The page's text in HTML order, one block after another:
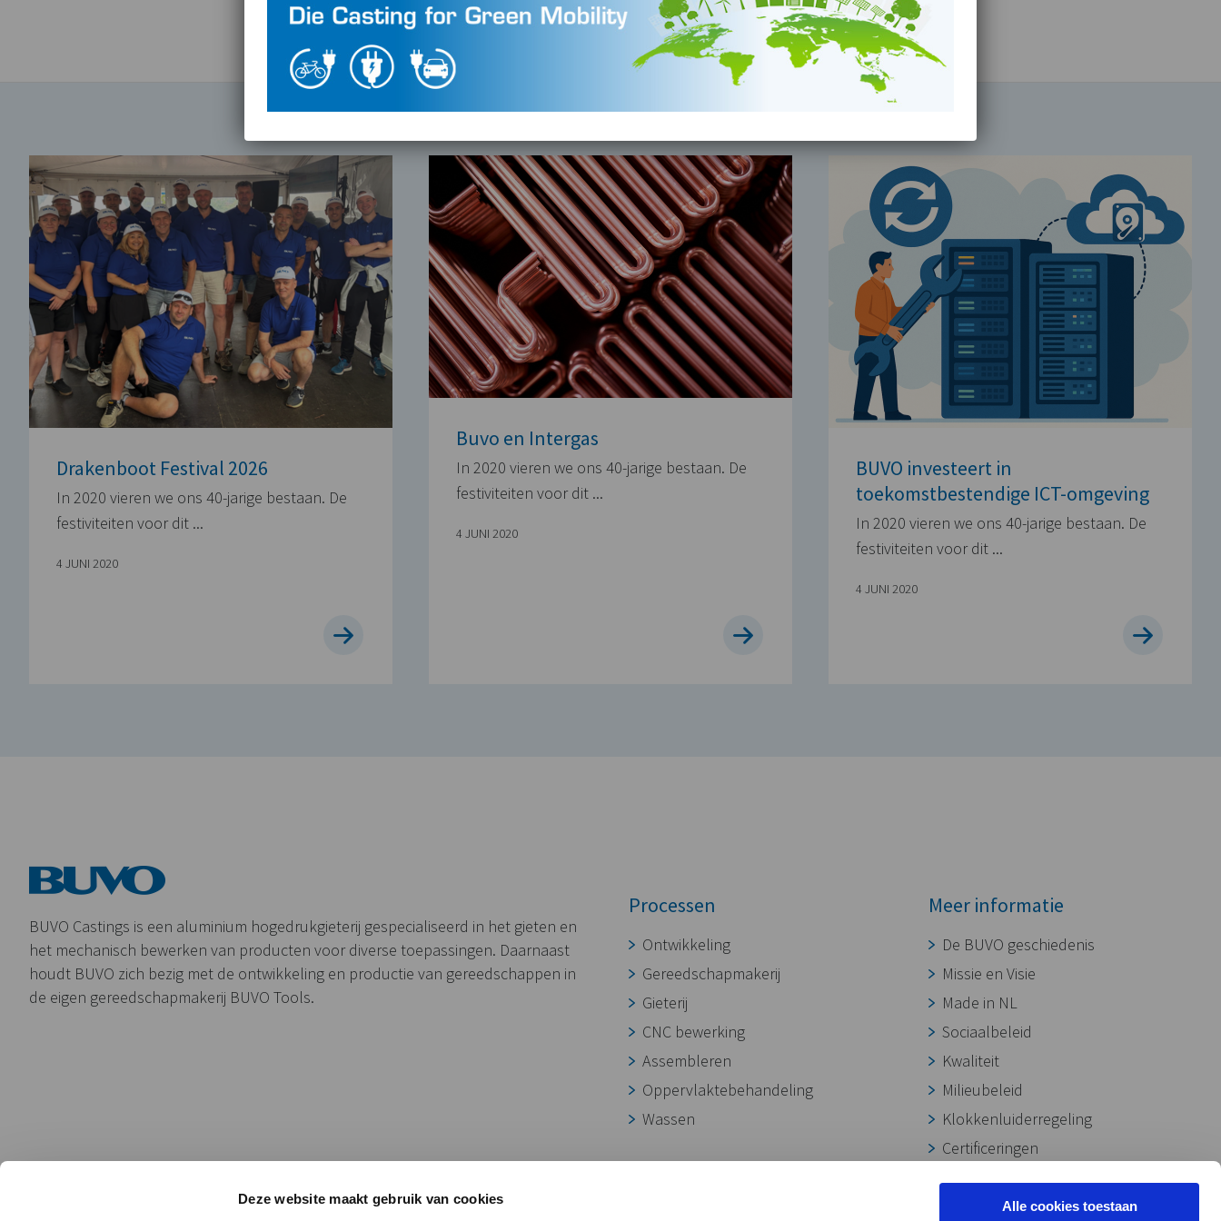
Deze website maakt gebruik van cookies
Alle cookies toestaan
Drakenboot Festival 2026
In 2020 vieren we ons 40-jarige bestaan. De
festiviteiten voor dit ...
4 JUNI 2020
Buvo en Intergas
In 2020 vieren we ons 40-jarige bestaan. De
festiviteiten voor dit ...
4 JUNI 2020
BUVO investeert in
toekomstbestendige ICT-omgeving
In 2020 vieren we ons 40-jarige bestaan. De
festiviteiten voor dit ...
4 JUNI 2020
BUVO Castings is een aluminium hogedrukgieterij gespecialiseerd in het gieten en
het mechanisch bewerken van producten voor diverse toepassingen. Daarnaast
houdt BUVO zich bezig met de ontwikkeling en productie van gereedschappen in
de eigen gereedschapmakerij BUVO Tools.
Processen
Ontwikkeling
Gereedschapmakerij
Gieterij
CNC bewerking
Assembleren
Oppervlaktebehandeling
Wassen
Meer informatie
De BUVO geschiedenis
Missie en Visie
Made in NL
Sociaalbeleid
Kwaliteit
Milieubeleid
Klokkenluiderregeling
Certificeringen
Downloads